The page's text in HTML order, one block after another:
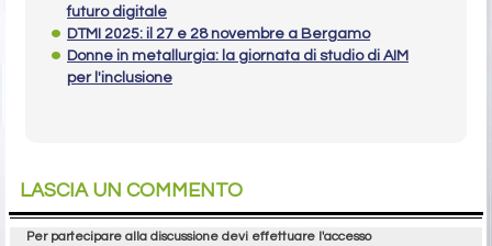
futuro digitale
DTMI 2025: il 27 e 28 novembre a Bergamo
Donne in metallurgia: la giornata di studio di AIM
per l'inclusione
LASCIA UN COMMENTO
Per partecipare alla discussione devi effettuare l'accesso